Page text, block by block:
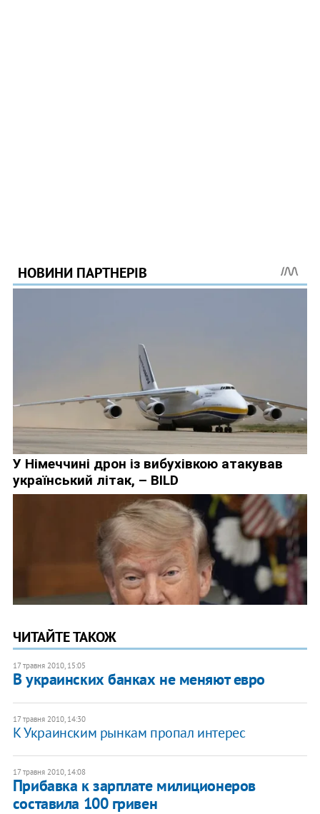
ЧИТАЙТЕ ТАКОЖ
17 травня 2010, 15:05
В украинских банках не меняют евро
17 травня 2010, 14:30
К Украинским рынкам пропал интерес
17 травня 2010, 14:08
Прибавка к зарплате милиционеров
составила 100 гривен